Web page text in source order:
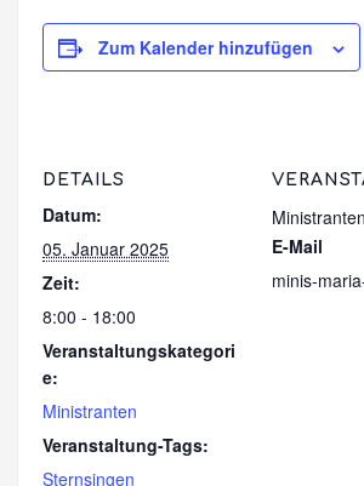
Zum Kalender hinzufügen
DETAILS
Datum:
05. Januar 2025
Zeit:
8:00 - 18:00
Veranstaltungskategori
e:
Ministranten
Veranstaltung-Tags:
Sternsingen
E-Mail
minis-